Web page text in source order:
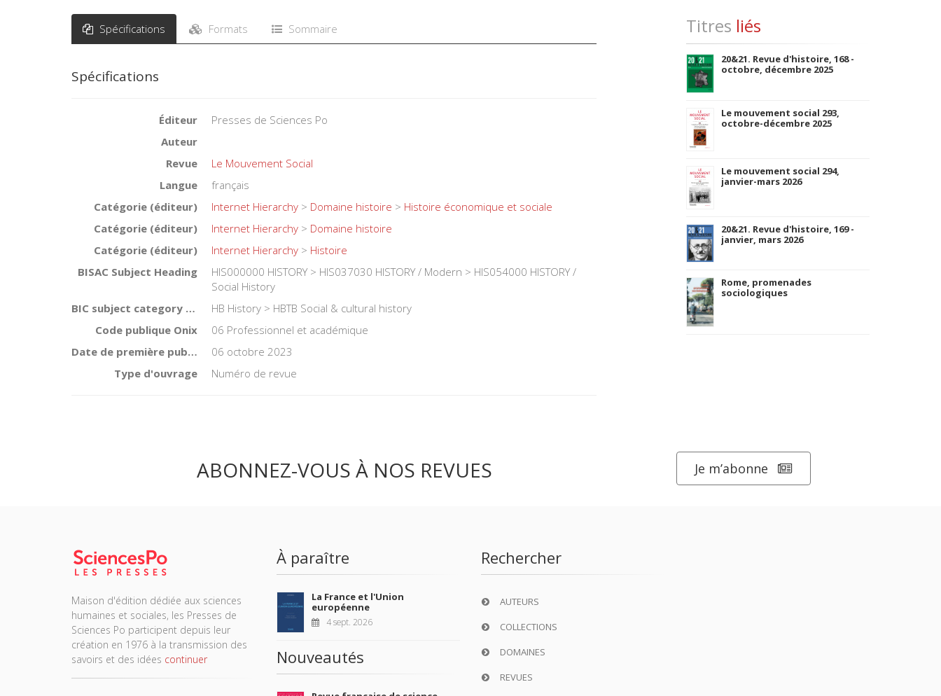
Spécifications Formats Sommaire
Spécifications
Éditeur
Presses de Sciences Po
Auteur
Revue
Le Mouvement Social
Langue
français
Catégorie (éditeur)
Internet Hierarchy > Domaine histoire > Histoire économique et sociale
Catégorie (éditeur)
Internet Hierarchy > Domaine histoire
Catégorie (éditeur)
Internet Hierarchy > Histoire
BISAC Subject Heading
HIS000000 HISTORY > HIS037030 HISTORY / Modern > HIS054000 HISTORY /
Social History
BIC subject category (UK)
HB History > HBTB Social & cultural history
Code publique Onix
06 Professionnel et académique
Date de première publication du titre
06 octobre 2023
Type d'ouvrage
Numéro de revue
Titres liés
20&21. Revue d'histoire, 168 -
octobre, décembre 2025
Le mouvement social 293,
octobre-décembre 2025
Le mouvement social 294,
janvier-mars 2026
20&21. Revue d'histoire, 169 -
janvier, mars 2026
Rome, promenades
sociologiques
ABONNEZ-VOUS À NOS REVUES Je m’abonne
Maison d'édition dédiée aux sciences
humaines et sociales, les Presses de
Sciences Po participent depuis leur
création en 1976 à la transmission des
savoirs et des idées continuer
À paraître
La France et l'Union
européenne
4 sept. 2026
Nouveautés
Rechercher
AUTEURS
COLLECTIONS
DOMAINES
REVUES